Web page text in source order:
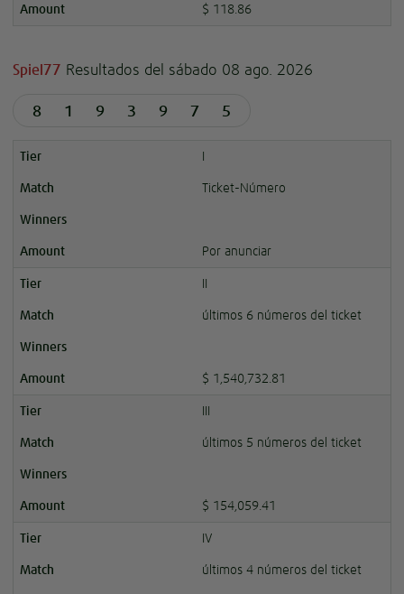
$ 118.86
Spiel77 Resultados del sábado 08 ago. 2026
8 1 9 3 9 7 5
I
Ticket-Número
Por anunciar
II
últimos 6 números del ticket
$ 1,540,732.81
III
últimos 5 números del ticket
$ 154,059.41
IV
últimos 4 números del ticket